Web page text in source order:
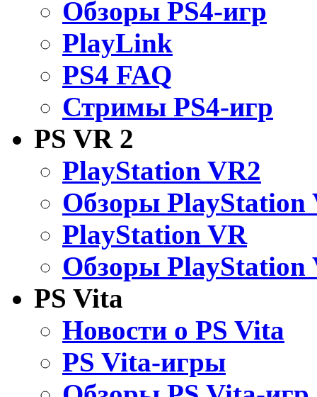
Обзоры PS4-игр
PlayLink
PS4 FAQ
Стримы PS4-игр
PS VR 2
PlayStation VR2
Обзоры PlayStation
PlayStation VR
Обзоры PlayStation
PS Vita
Новости о PS Vita
PS Vita-игры